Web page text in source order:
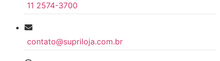
11 2574-3700
contato@supriloja.com.br